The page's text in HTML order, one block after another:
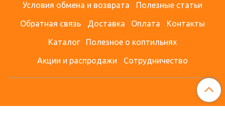
Условия обмена и возврата Полезные статьи
Обратная связь Доставка Оплата Контакты
Каталог Полезное о коптильнях
Акции и распродажи Сотрудничество